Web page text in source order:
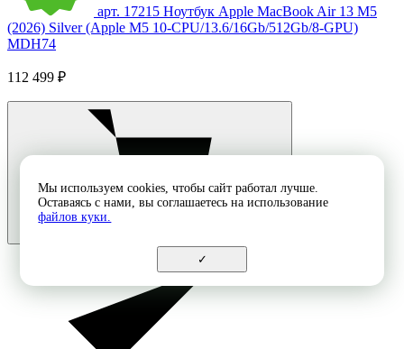
арт. 17215 Ноутбук Apple MacBook Air 13 M5
(2026) Silver (Apple M5 10-CPU/13.6/16Gb/512Gb/8-GPU)
MDH74
112 499 ₽
Мы используем cookies, чтобы сайт работал лучше.
Оставаясь с нами, вы соглашаетесь на использование
файлов куки.
✓